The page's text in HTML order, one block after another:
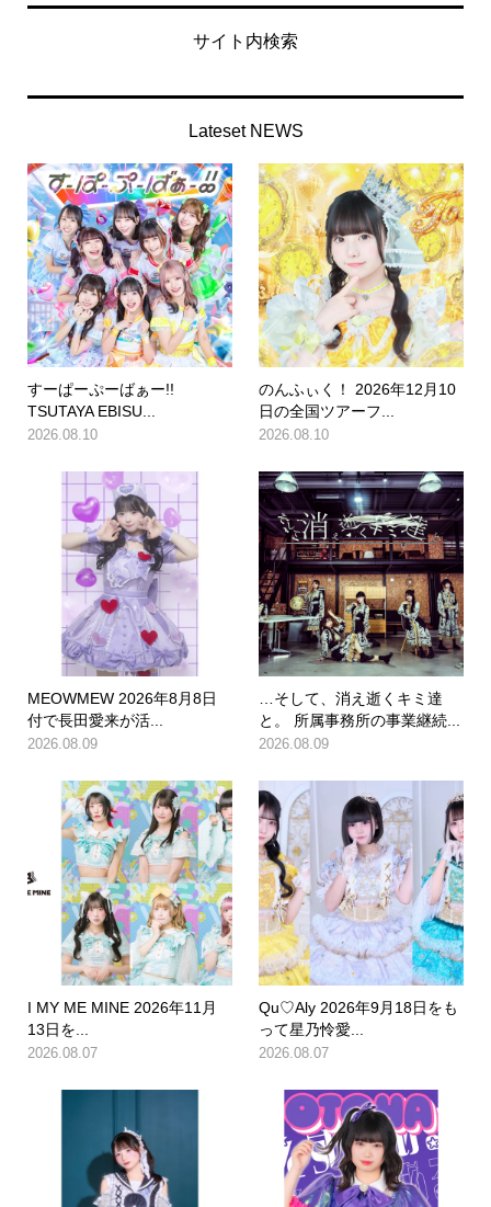
サイト内検索
Lateset NEWS
すーぱーぷーばぁー!!
TSUTAYA EBISU...
2026.08.10
のんふぃく！ 2026年12月10
日の全国ツアーフ...
2026.08.10
MEOWMEW 2026年8月8日
付で長田愛来が活...
2026.08.09
…そして、消え逝くキミ達
と。 所属事務所の事業継続...
2026.08.09
I MY ME MINE 2026年11月
13日を...
2026.08.07
Qu♡Aly 2026年9月18日をも
って星乃怜愛...
2026.08.07